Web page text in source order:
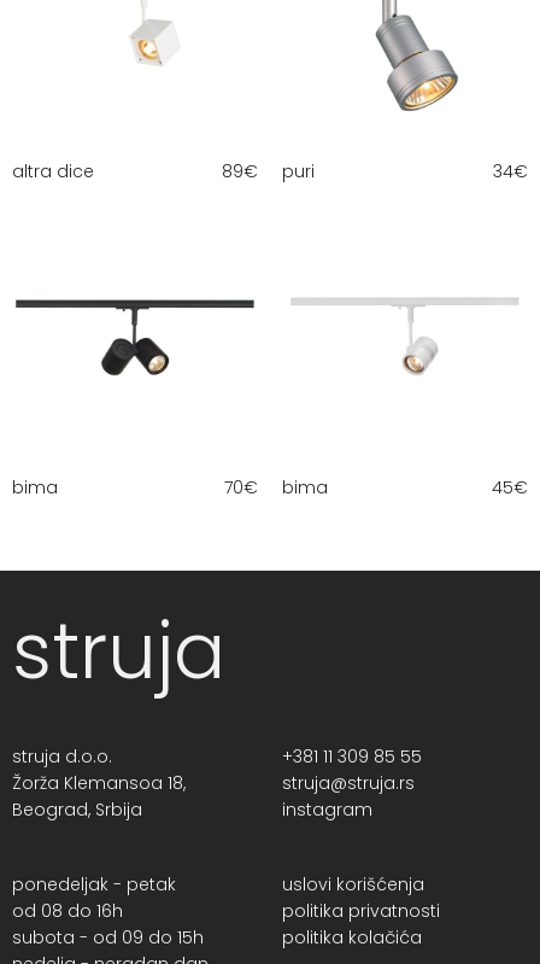
altra dice 89€ puri 34€
bima 70€ bima 45€
struja
struja d.o.o.
Žorža Klemansoa 18,
Beograd, Srbija
+381 11 309 85 55
struja@struja.rs
instagram
ponedeljak - petak
od 08 do 16h
subota - od 09 do 15h
uslovi korišćenja
politika privatnosti
politika kolačića